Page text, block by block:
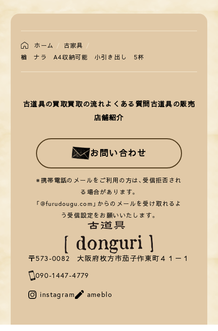
ホーム
古家具
楢 ナラ A4収納可能 小引き出し 5杯
古道具の買取買取の流れよくある質問 古道具の販売
店舗紹介
お問い合わせ
※携帯電話のメールをご利用の方は、受信拒否され
る場合があります。
「@furudougu.com」からのメールを受け取れるよ
う受信設定をお願いいたします。
〒573-0082 大阪府枚方市茄子作東町４１－１
090-1447-4779
instagram ameblo